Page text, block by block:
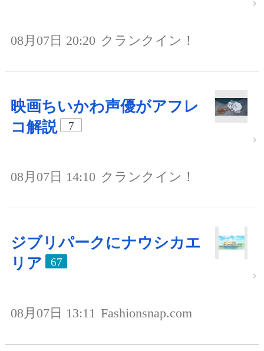
08月07日 20:20 クランクイン！
映画ちいかわ声優がアフレ
コ解説
7
08月07日 14:10 クランクイン！
ジブリパークにナウシカエ
リア
67
08月07日 13:11 Fashionsnap.com